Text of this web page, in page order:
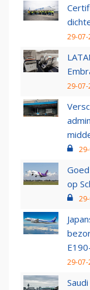
29-
29-
op
29-